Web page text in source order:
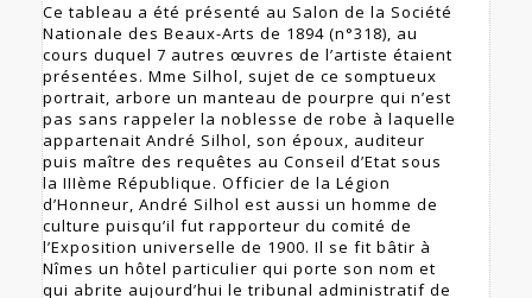
Ce tableau a été présenté au Salon de la Société
Nationale des Beaux-Arts de 1894 (n°318), au
cours duquel 7 autres œuvres de l’artiste étaient
présentées. Mme Silhol, sujet de ce somptueux
portrait, arbore un manteau de pourpre qui n’est
pas sans rappeler la noblesse de robe à laquelle
appartenait André Silhol, son époux, auditeur
puis maître des requêtes au Conseil d’Etat sous
la IIIème République. Officier de la Légion
d’Honneur, André Silhol est aussi un homme de
culture puisqu’il fut rapporteur du comité de
l’Exposition universelle de 1900. Il se fit bâtir à
Nîmes un hôtel particulier qui porte son nom et
qui abrite aujourd’hui le tribunal administratif de